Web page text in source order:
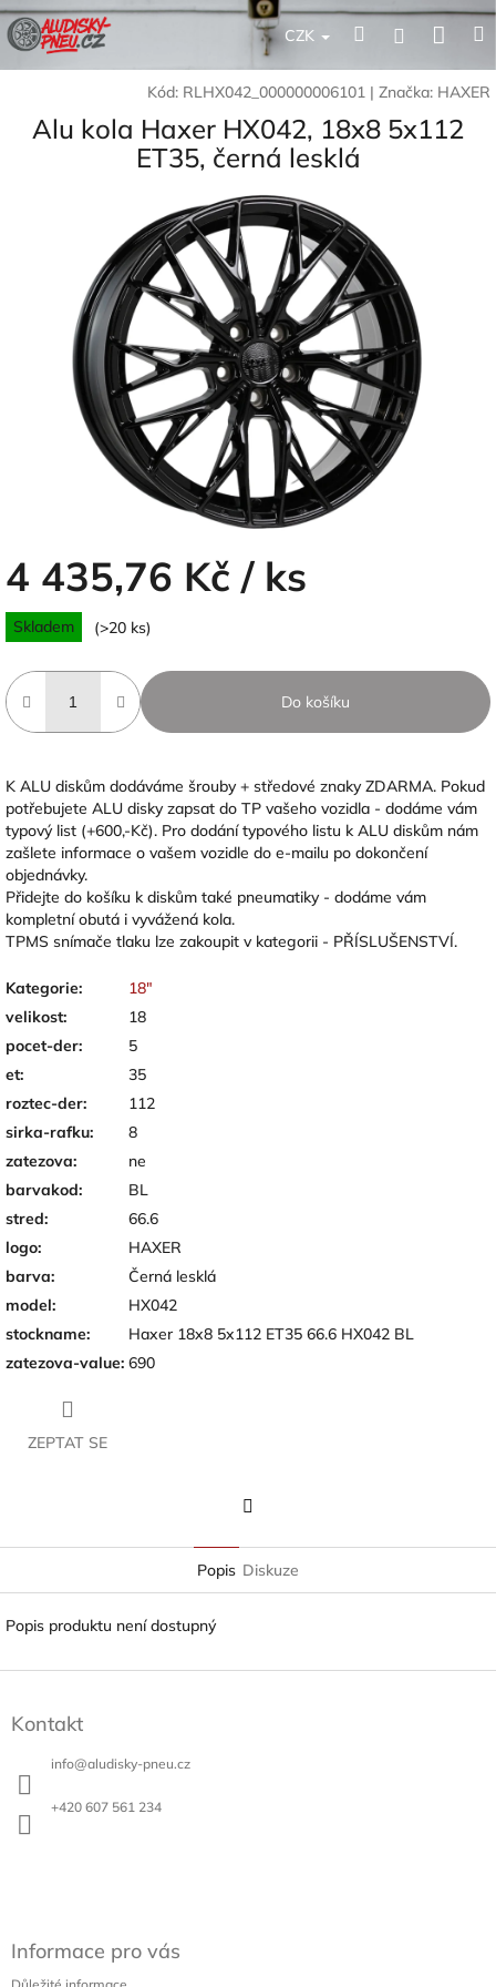
Přejít
na
obsah
CZK HledatPřihlášení
Kód: RLHX042_000000006101 | Značka: HAXER
Alu kola Haxer HX042, 18x8 5x112
ET35, černá lesklá
4 435,76 Kč / ks
Měrná
cena:
Skladem (>20 ks)
Do košíku
K ALU diskům dodáváme šrouby + středové znaky ZDARMA. Pokud
potřebujete ALU disky zapsat do TP vašeho vozidla - dodáme vám
typový list (+600,-Kč). Pro dodání typového listu k ALU diskům nám
zašlete informace o vašem vozidle do e-mailu po dokončení
objednávky.
Přidejte do košíku k diskům také pneumatiky - dodáme vám
kompletní obutá i vyvážená kola.
TPMS snímače tlaku lze zakoupit v kategorii - PŘÍSLUŠENSTVÍ.
Kategorie:
18"
velikost:
18
pocet-der:
5
et:
35
roztec-der:
112
sirka-rafku:
8
zatezova:
ne
barvakod:
BL
stred:
66.6
logo:
HAXER
barva:
Černá lesklá
model:
HX042
stockname:
Haxer 18x8 5x112 ET35 66.6 HX042 BL
zatezova-value: 690
ZEPTAT SE
Popis Diskuze
Popis produktu není dostupný
Kontakt
info@aludisky-pneu.cz
+420 607 561 234
Informace pro vás
Důležité informace